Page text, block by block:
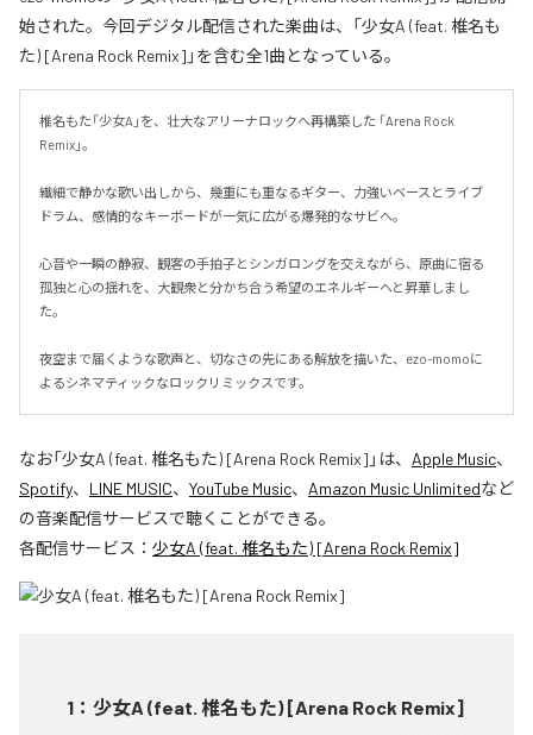
始された。今回デジタル配信された楽曲は、「少女A (feat. 椎名も
た) [Arena Rock Remix]」を含む全1曲となっている。
椎名もた「少女A」を、壮大なアリーナロックへ再構築した 「Arena Rock
Remix」。
繊細で静かな歌い出しから、幾重にも重なるギター、力強いベースとライブ
ドラム、感情的なキーボードが一気に広がる爆発的なサビへ。
心音や一瞬の静寂、観客の手拍子とシンガロングを交えながら、原曲に宿る
孤独と心の揺れを、大観衆と分かち合う希望のエネルギーへと昇華しまし
た。
夜空まで届くような歌声と、切なさの先にある解放を描いた、ezo-momoに
よるシネマティックなロックリミックスです。
なお「少女A (feat. 椎名もた) [Arena Rock Remix] 」は、 Apple Music、
Spotify、 LINE MUSIC、 YouTube Music、 Amazon Music Unlimitedなど
の音楽配信サービスで聴くことができる。
各配信サービス： 少女A (feat. 椎名もた) [Arena Rock Remix]
1 ： 少女A (feat. 椎名もた) [Arena Rock Remix]